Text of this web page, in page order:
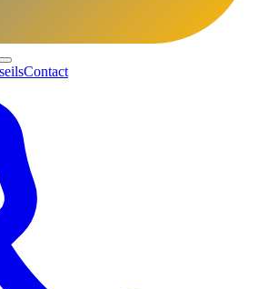
Contact